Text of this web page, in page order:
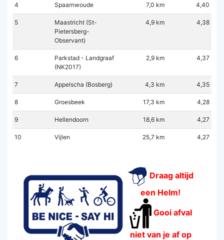
4 Spaarnwoude 7,0 km 4,40
5
Maastricht (St-
Pietersberg-
Observant)
4,9 km 4,38
6
Parkstad - Landgraaf
(NK2017)
2,9 km 4,37
7 Appelscha (Bosberg) 4,3 km 4,35
8 Groesbeek 17,3 km 4,28
9 Hellendoorn 18,6 km 4,27
10 Vijlen 25,7 km 4,27
Draag altijd
een Helm!
Gooi afval
niet van je af op